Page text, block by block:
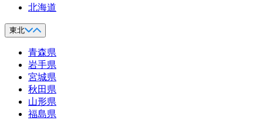
北海道
東北
青森県
岩手県
宮城県
秋田県
山形県
福島県